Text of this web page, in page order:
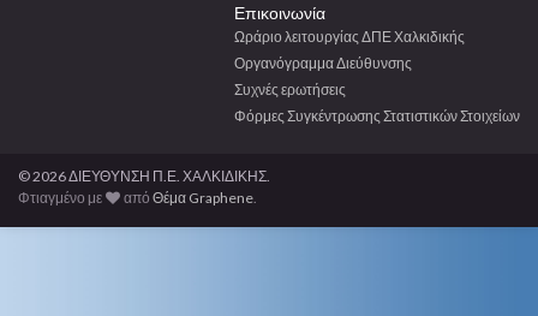
Επικοινωνία
Ωράριο λειτουργίας ΔΠΕ Χαλκιδικής
Οργανόγραμμα Διεύθυνσης
Συχνές ερωτήσεις
Φόρμες Συγκέντρωσης Στατιστικών Στοιχείων
© 2026 ΔΙΕΥΘΥΝΣΗ Π.Ε. ΧΑΛΚΙΔΙΚΗΣ.
Φτιαγμένο με
απόΘέμα Graphene